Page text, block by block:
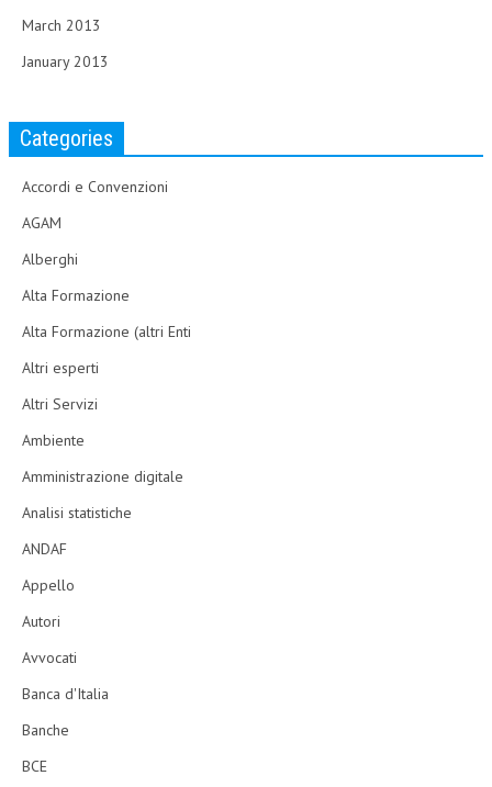
March 2013
January 2013
Categories
Accordi e Convenzioni
AGAM
Alberghi
Alta Formazione
Alta Formazione (altri Enti
Altri esperti
Altri Servizi
Ambiente
Amministrazione digitale
Analisi statistiche
ANDAF
Appello
Autori
Avvocati
Banca d'Italia
Banche
BCE